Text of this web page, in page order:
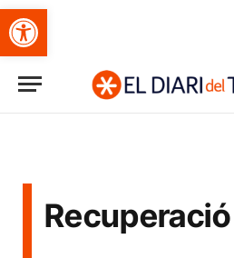
Obre la barra d'eines